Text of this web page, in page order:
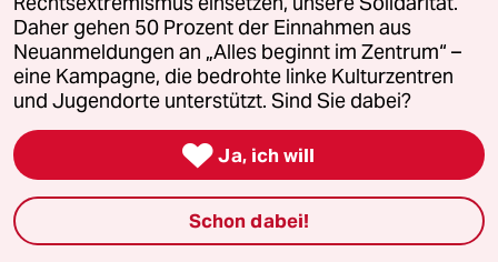
meistkommentiert
1 AfD-Wählen als Triebabfuhr
Daher gehen 50 Prozent der Einnahmen aus
Neuanmeldungen an „Alles beginnt im Zentrum“ –
eine Kampagne, die bedrohte linke Kulturzentren
und Jugendorte unterstützt. Sind Sie dabei?
 Ja, ich will
Schon dabei!